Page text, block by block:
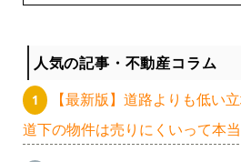
人気の記事・不動産コラム
【最新版】道路よりも低い
道下の物件は売りにくいって本